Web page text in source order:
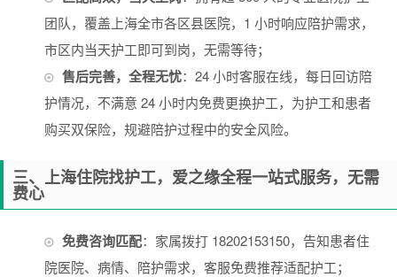
团队，覆盖上海全市各区县医院，1 小时响应陪护需求，
市区内当天护工即可到岗，无需等待；
售后完善，全程无忧：24 小时客服在线，每日回访陪
护情况，不满意 24 小时内免费更换护工，为护工和患者
购买双保险，规避陪护过程中的安全风险。
三、上海住院找护工，爱之缘全程一站式服务，无需
费心
免费咨询匹配：家属拨打 18202153150，告知患者住
院医院、病情、陪护需求，客服免费推荐适配护工；